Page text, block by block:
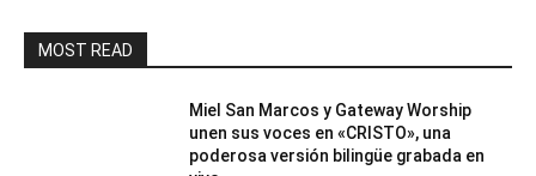
MOST READ
Miel San Marcos y Gateway Worship
unen sus voces en «CRISTO», una
poderosa versión bilingüe grabada en